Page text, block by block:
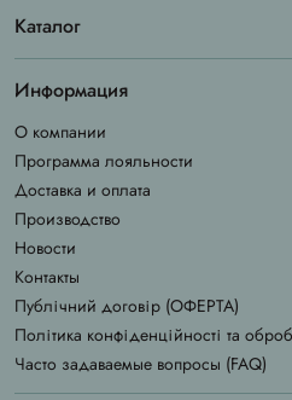
Каталог
Информация
О компании
Программа лояльности
Доставка и оплата
Производство
Новости
Контакты
Публічний договір (ОФЕРТА)
Політика конфіденційності та
Часто задаваемые вопросы (FAQ)